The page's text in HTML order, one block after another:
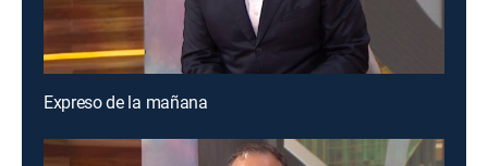
Expreso de la mañana